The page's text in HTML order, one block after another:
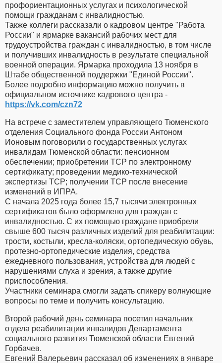
профориентационных услугах и психологической
помощи гражданам с инвалидностью.
Также коллеги рассказали о кадровом центре "Работа
России" и ярмарке вакансий рабочих мест для
трудоустройства граждан с инвалидностью, в том числе
и получивших инвалидность в результате специальной
военной операции. Ярмарка проходила 13 ноября в
Штабе общественной поддержки "Единой России".
Более подробно информацию можно получить в
официальном источнике кадрового центра -
https://vk.com/czn72
На встрече с заместителем управляющего Тюменского
отделения Социального фонда России Антоном
Ионовым поговорили о государственных услугах
инвалидам Тюменской области: пенсионном
обеспечении; приобретении ТСР по электронному
сертификату; проведении медико-технической
экспертизы ТСР; получении ТСР после внесение
изменений в ИПРА.
С начала 2025 года более 15,7 тысячи электронных
сертификатов было оформлено для граждан с
инвалидностью. С их помощью граждане приобрели
свыше 600 тысяч различных изделий для реабилитации:
трости, костыли, кресла-коляски, ортопедическую обувь,
протезно-ортопедические изделия, средства
ежедневного пользования, устройства для людей с
нарушениями слуха и зрения, а также другие
приспособления.
Участники семинара смогли задать спикеру волнующие
вопросы по теме и получить консультацию.
Второй рабочий день семинара посетил начальник
отдела реабилитации инвалидов Департамента
социального развития Тюменской области Евгений
Горбачев.
Евгений Валерьевич рассказал об изменениях в январе